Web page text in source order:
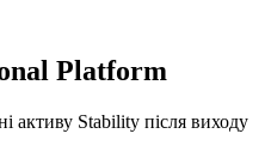
Platform
активу Stability після виходу